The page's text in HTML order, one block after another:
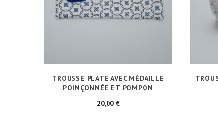
TROUSSE PLATE AVEC MÉDAILLE
POINÇONNÉE ET POMPON
20,00 €Prix